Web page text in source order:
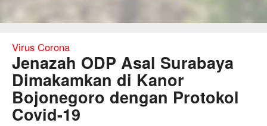
Virus Corona
Jenazah ODP Asal Surabaya
Dimakamkan di Kanor
Bojonegoro dengan Protokol
Covid-19